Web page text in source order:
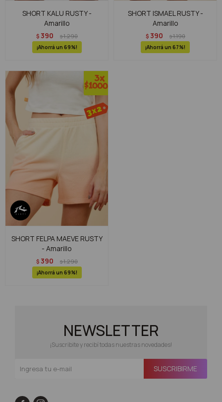
SHORT KALU RUSTY -
Amarillo
$ 390 $1.290
69
SHORT ISMAEL RUSTY -
Amarillo
$ 390 $1.190
67
SHORT FELPA MAEVE RUSTY
- Amarillo
$ 390 $1.290
69
NEWSLETTER
¡Suscribite y recibí todas nuestras novedades!
SUSCRIBIRME